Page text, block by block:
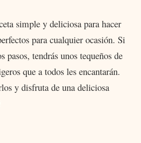
simple y deliciosa para hacer
para cualquier ocasión. Si
pasos, tendrás unos tequeños de
que a todos les encantarán.
y disfruta de una deliciosa